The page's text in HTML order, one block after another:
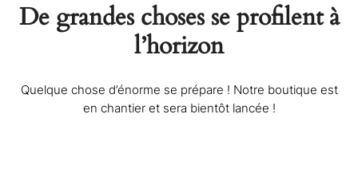
De grandes choses se profilent à
l’horizon
Quelque chose d’énorme se prépare ! Notre boutique est
en chantier et sera bientôt lancée !